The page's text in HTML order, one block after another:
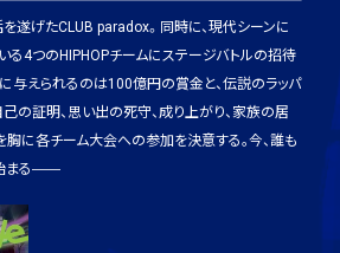
遂げたCLUB paradox。 同時に、現代シーンに
る4つのHIPHOPチームにステージバトルの招待
与えられるのは100億円の賞金と、伝説のラッパ
己の証明、思い出の死守、成り上がり、家族の居
胸に各チーム大会への参加を決意する。今、誰も
まる――